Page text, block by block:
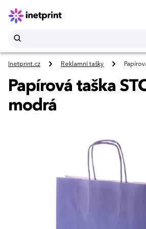
Inetprint.cz Reklamní tašky
Papírová taška
modrá